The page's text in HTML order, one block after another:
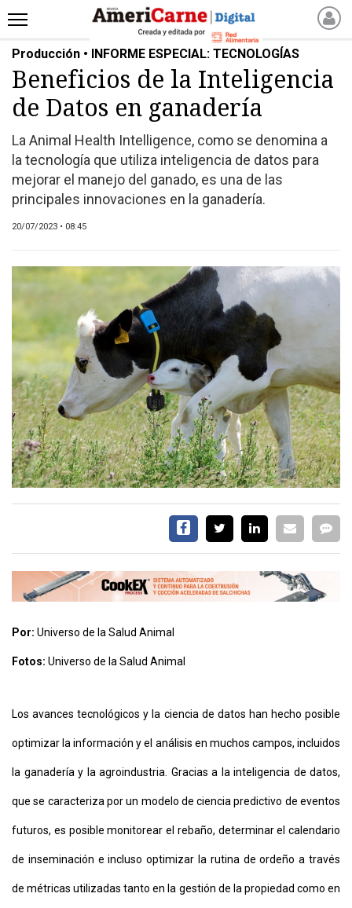
INICIO
NOTICIAS RECIENTES
NOTICIAS
PRODUCCIÓN
PROCESO
PRODUCTO
NUEVOS PRODUCTOS
REVISTAS
CATÁLOGO DE CORTES
DE CARNE VACUNA
EVENTOS Y
CAPACITACIONES
DIRECTORIO
CALENDARIO
MEDIA KIT
TEMAS DESTACADOS
CARNE
VACAS
INVESTIGACIÓN
AGRO
CONCURSO
CONTÁCTENOS
TÉRMINOS
Producción • INFORME ESPECIAL: TECNOLOGÍAS
Beneficios de la Inteligencia
de Datos en ganadería
La Animal Health Intelligence, como se denomina a
la tecnología que utiliza inteligencia de datos para
mejorar el manejo del ganado, es una de las
principales innovaciones en la ganadería.
20/07/2023 • 08:45
Por: Universo de la Salud Animal
Fotos: Universo de la Salud Animal
Los avances tecnológicos y la ciencia de datos han hecho posible
optimizar la información y el análisis en muchos campos, incluidos
la ganadería y la agroindustria. Gracias a la inteligencia de datos,
que se caracteriza por un modelo de ciencia predictivo de eventos
futuros, es posible monitorear el rebaño, determinar el calendario
de inseminación e incluso optimizar la rutina de ordeño a través
de métricas utilizadas tanto en la gestión de la propiedad como en